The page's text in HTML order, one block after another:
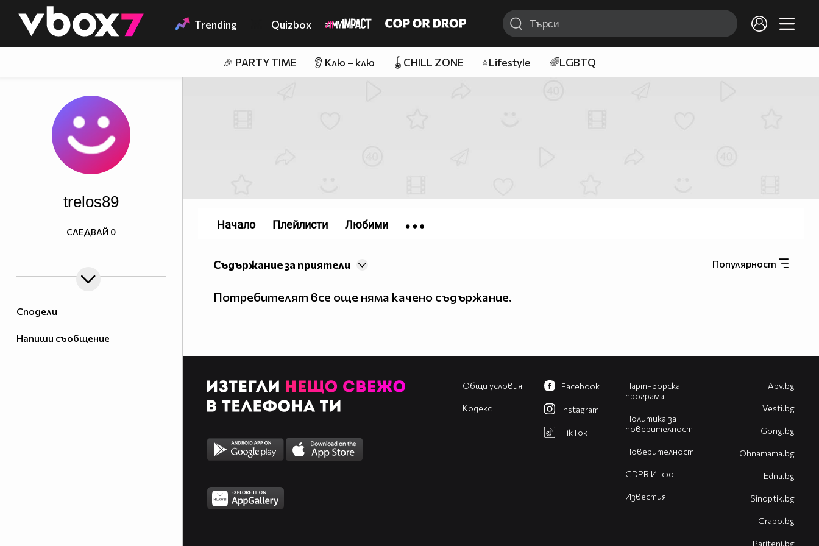
👾 Trending Quizbox
🎉 PARTY TIME 👂 Клю – клю 🪀CHILL ZONE ⭐Lifestyle 🌈LGBTQ
Сподели
Напиши съобщение
trelos89
СЛЕДВАЙ 0
Популярност
Съдържание за приятели
Потребителят все още няма качено съдържание.
Начало Плейлисти Любими
Общи условия
Кодекс
Партньорска
програма
Политика за
поверителност
Поверителност
GDPR Инфо
Известия
Facebook
Instagram
TikTok
Abv.bg
Vesti.bg
Gong.bg
Оhnamama.bg
Edna.bg
Sinoptik.bg
Grabo.bg
Pariteni.bg